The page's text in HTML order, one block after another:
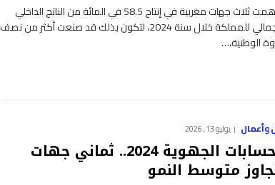
ساهمت ثلاث جهات مغربية في إنتاج 58.5 في المائة من الناتج الداخلي
الإجمالي للمملكة خلال سنة 2024، لتكون بذلك قد صنعت أكثر من نصف
الوطنية،…
وأعمال يوليو 13, 2026
الحسابات الجهوية 2024.. ثماني جهات
متوسط النمو